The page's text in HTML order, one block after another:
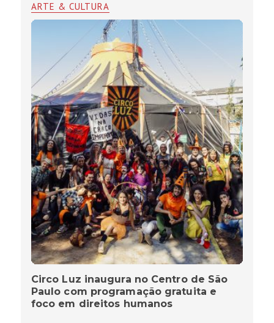
ARTE & CULTURA
Circo Luz inaugura no Centro de São
Paulo com programação gratuita e
foco em direitos humanos